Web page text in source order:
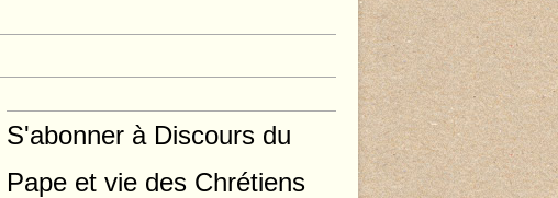
S'abonner à Discours du
Pape et vie des Chrétiens